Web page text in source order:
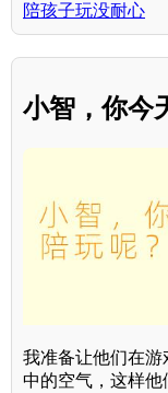
陪孩子玩没耐心
小智，你今
我准备让他们在游
中的空气，这样